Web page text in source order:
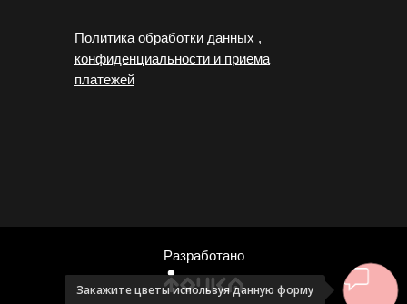
Политика обработки данных ,
конфиденциальности и приема
платежей
Разработано
Закажите цветы используя данную форму